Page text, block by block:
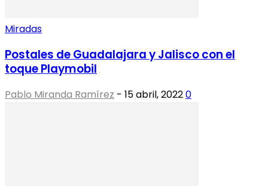
Miradas
Postales de Guadalajara y Jalisco con el
toque Playmobil
Pablo Miranda Ramírez - 15 abril, 20220